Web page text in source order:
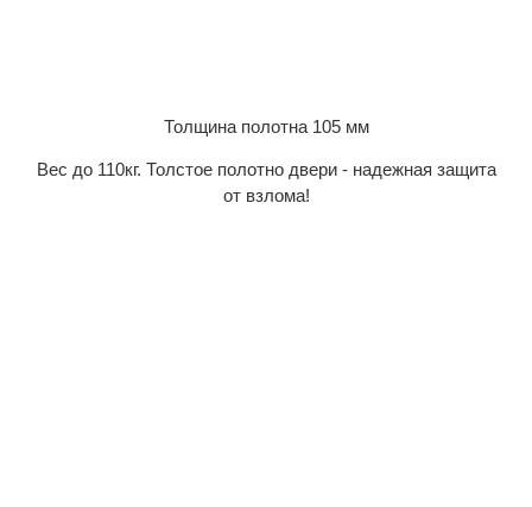
Толщина полотна 105 мм
Вес до 110кг. Толстое полотно двери - надежная защита
от взлома!